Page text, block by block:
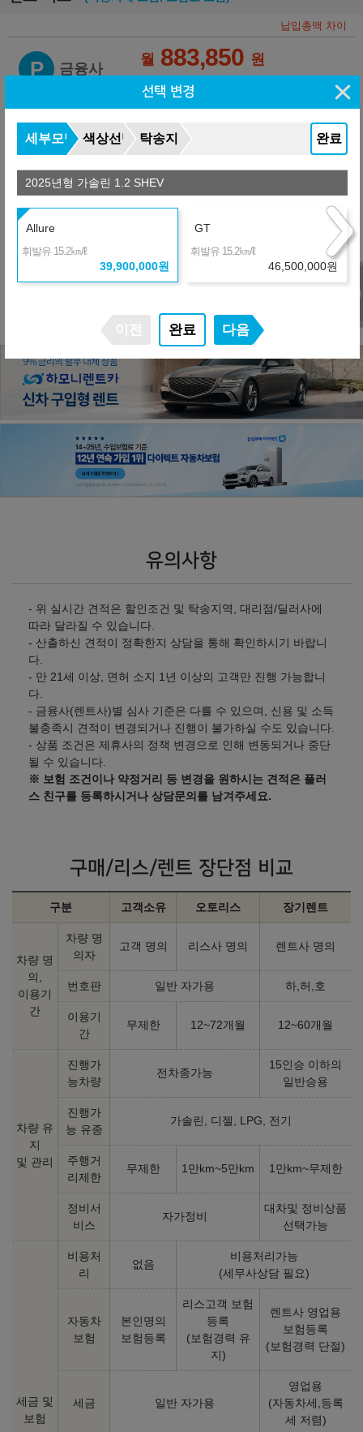
납입총액 차이
P 금융사
월 883,850 원
36개월
원
P 금융사
장기렌터카
월 959,970
+2,740,320
36개월 선수+보증금11,970,000원
※ 약정거리 : 2만km/년
※ 보험 : 대인 무한, 대물 1억, 26세이상
유의사항
- 위 실시간 견적은 할인조건 및 탁송지역, 대리점/딜러사에
따라 달라질 수 있습니다.
- 산출하신 견적이 정확한지 상담을 통해 확인하시기 바랍니
다.
- 만 21세 이상, 면허 소지 1년 이상의 고객만 진행 가능합니
다.
- 금융사(렌트사)별 심사 기준은 다를 수 있으며, 신용 및 소득
불충족시 견적이 변경되거나 진행이 불가하실 수도 있습니다.
- 상품 조건은 제휴사의 정책 변경으로 인해 변동되거나 중단
될 수 있습니다.
※ 보험 조건이나 약정거리 등 변경을 원하시는 견적은 플러
스 친구를 등록하시거나 상담문의를 남겨주세요.
구매/리스/렌트 장단점 비교
구분 고객소유 오토리스 장기렌트
차량 명
의,
이용기
간
차량 명
의자
고객 명의 리스사 명의 렌트사 명의
번호판 일반 자가용 하,허,호
이용기
간
무제한 12~72개월 12~60개월
차량 유
지
및 관리
진행가
능차량
전차종가능
15인승 이하의
일반승용
진행가
능 유종
가솔린, 디젤, LPG, 전기
주행거
리제한
무제한 1만km~5만km 1만km~무제한
정비서
비스
자가정비
대차및 정비상품
선택가능
세금 및
보험
비용처
리
없음
비용처리가능
(세무사상담 필요)
자동차
보험
본인명의
보험등록
리스고객 보험
등록
(보험경력 유
지)
렌트사 영업용
보험등록
(보험경력 단절)
세금 일반 자가용
영업용
(자동차세,등록
세 저렴)
선택 변경
세부모델 색상선택 탁송지역 완료
2025년형 가솔린 1.2 SHEV
Allure
휘발유 15.2㎞/ℓ
39,900,000원
GT
휘발유 15.2㎞/ℓ
46,500,000원
완료 다음